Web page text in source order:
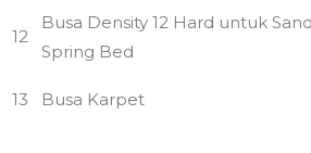
12
Busa Density 12 Hard untuk
Spring Bed
13 Busa Karpet